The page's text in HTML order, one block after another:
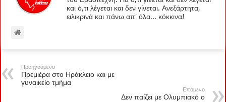
και ό,τι λέγεται και δεν γίνεται. Ανεξάρτητα,
ειλικρινά και πάνω απ' όλα... κόκκινα!
Προηγούμενο
Πρεμιέρα στο Ηράκλειο και με
γυναικείο τμήμα
Επόμενο
Δεν παίζει με Ολυμπιακό ο